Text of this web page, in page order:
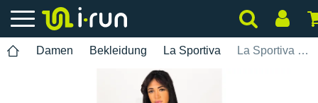
Damen Bekleidung La Sportiva La Sportiva Xplore Parka Damen